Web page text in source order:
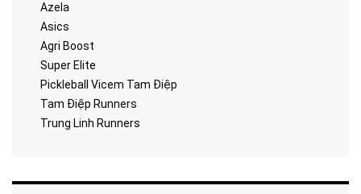
Azela
Asics
Agri Boost
Super Elite
Pickleball Vicem Tam Điệp
Tam Điệp Runners
Trung Linh Runners